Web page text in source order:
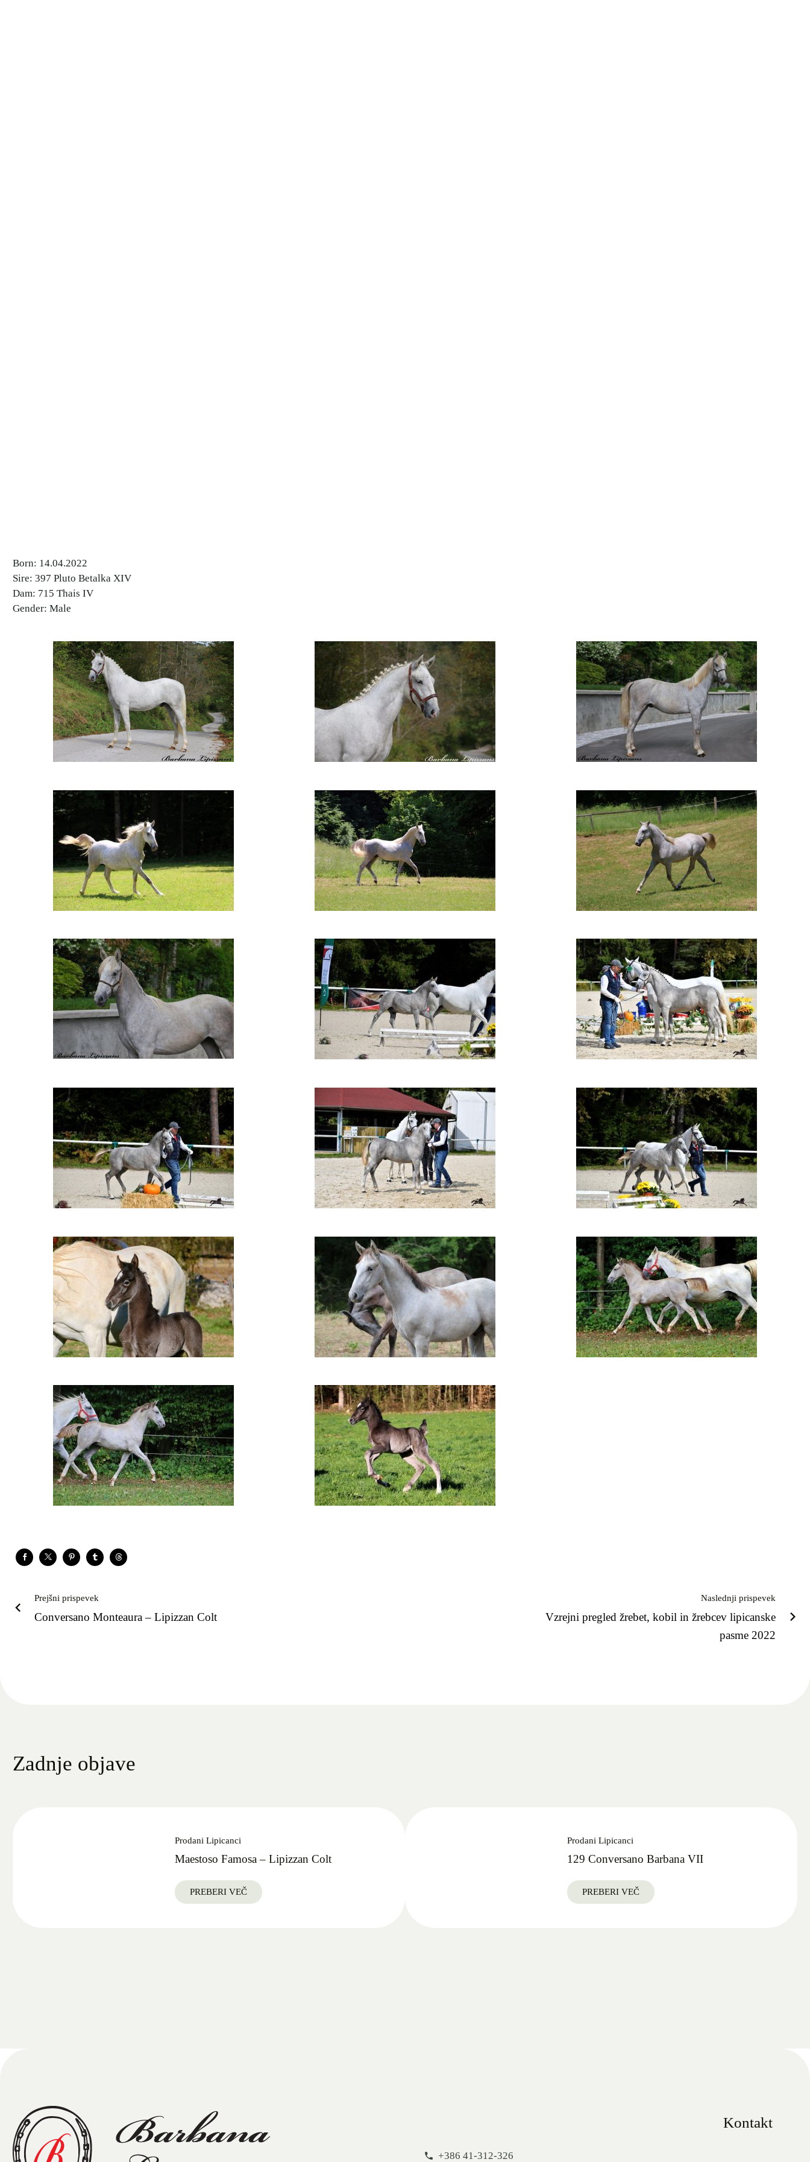
Born: 14.04.2022
Sire: 397 Pluto Betalka XIV
Dam: 715 Thais IV
Gender: Male
Prejšni prispevek
Conversano Monteaura – Lipizzan Colt
Naslednji prispevek
Vzrejni pregled žrebet, kobil in žrebcev lipicanske
pasme 2022
Zadnje objave
Prodani Lipicanci
Maestoso Famosa – Lipizzan Colt
PREBERI VEČ
Prodani Lipicanci
129 Conversano Barbana VII
PREBERI VEČ
Kontakt
+386 41-312-326